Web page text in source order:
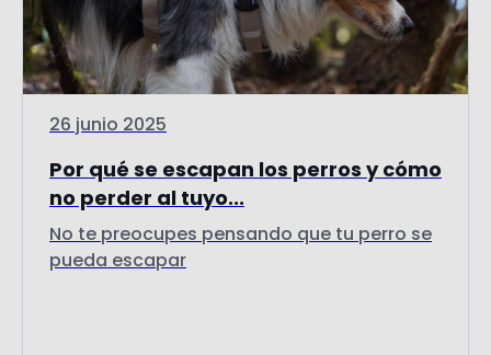
26 junio 2025
Por qué se escapan los perros y cómo
no perder al tuyo...
No te preocupes pensando que tu perro se
pueda escapar